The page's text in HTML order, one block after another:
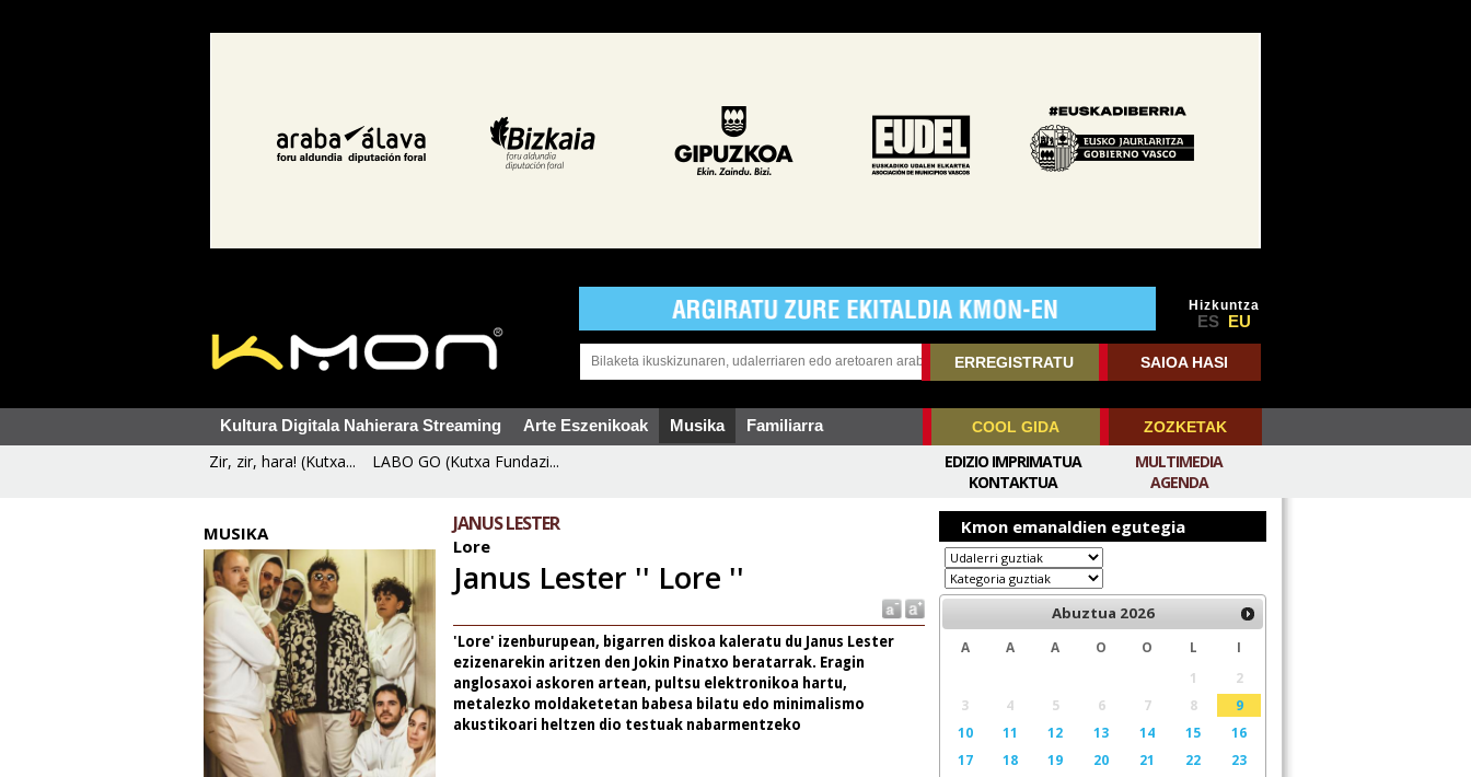
Hizkuntza
ES EU
ERREGISTRATU SAIOA HASI
Kultura Digitala Nahierara Streaming Arte Eszenikoak Musika Familiarra COOL GIDA ZOZKETAK
Zir, zir, hara! (Kutxa... LABO GO (Kutxa Fundazi...
MULTIMEDIA
AGENDA
EDIZIO IMPRIMATUA
KONTAKTUA
MUSIKA JANUS LESTER
Lore
Janus Lester '' Lore ''
'Lore' izenburupean, bigarren diskoa kaleratu du Janus Lester
ezizenarekin aritzen den Jokin Pinatxo beratarrak. Eragin
anglosaxoi askoren artean, pultsu elektronikoa hartu,
metalezko moldaketetan babesa bilatu edo minimalismo
akustikoari heltzen dio testuak nabarmentzeko
Kmon emanaldien egutegia
Abuztua 2026
A A A O O L
I
1
2
3
4 5 6 7 8
9
10
11 12 13 14 15
16
17
18 19 20 21 22
23